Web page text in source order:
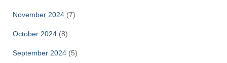
November 2024 (7)
October 2024 (8)
September 2024 (5)